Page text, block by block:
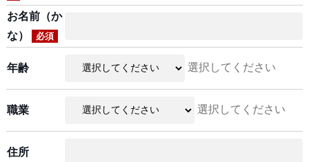
お名前（か
な）
必須
年齢 選択してください
職業 選択してください
住所